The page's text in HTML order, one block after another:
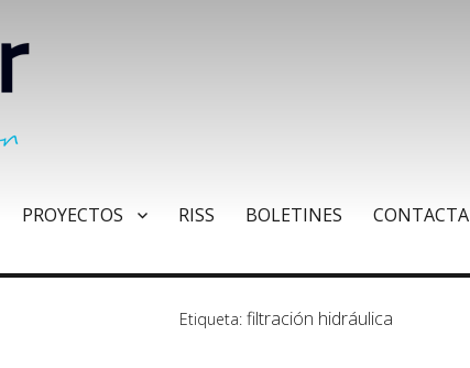
PROYECTOS RISS BOLETINES CONTACTA
Etiqueta: filtración hidráulica